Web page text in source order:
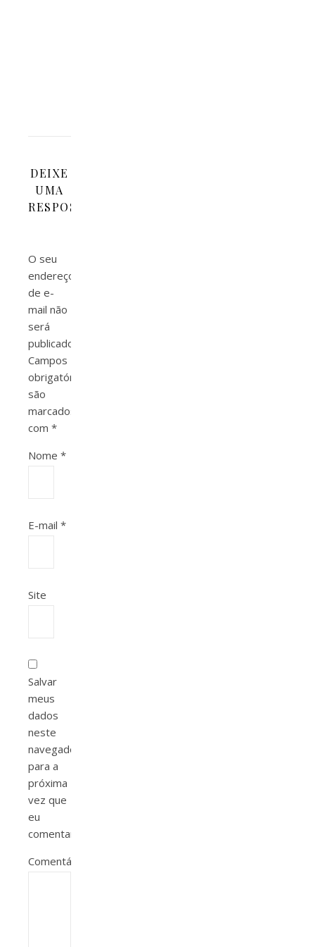
DEIXE
UMA
RESPOSTA
O seu
endereço
de e-
mail não
será
publicado.
Campos
obrigatórios
são
marcados
com *
Nome *
E-mail *
Site
Salvar
meus
dados
neste
navegador
para a
próxima
vez que
eu
comentar.
Comentário